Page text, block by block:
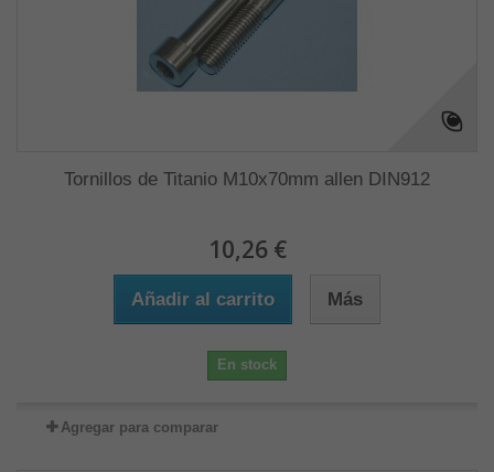
Tornillos de Titanio M10x70mm allen DIN912
10,26 €
Añadir al carrito Más
En stock
Agregar para comparar